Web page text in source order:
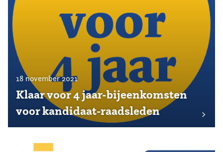
18 november 2021
Klaar voor 4 jaar-bijeenkomsten
voor kandidaat-raadsleden